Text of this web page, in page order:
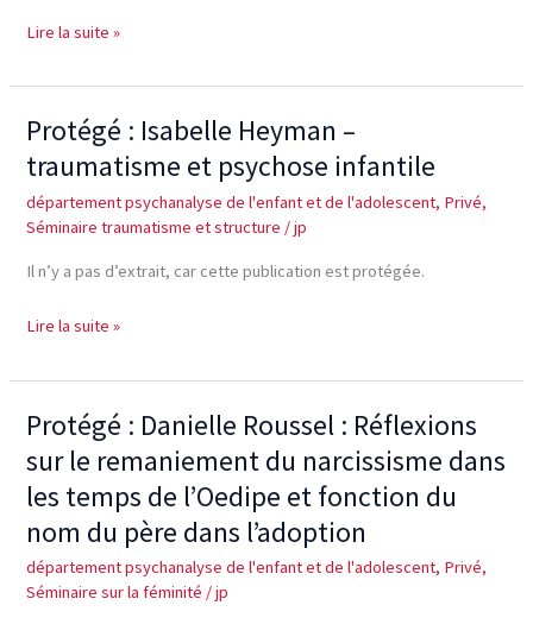
sept
Lire la suite »
Protégé : Isabelle Heyman –
traumatisme et psychose infantile
département psychanalyse de l'enfant et de l'adolescent, Privé,
Séminaire traumatisme et structure /jp
Il n’y a pas d’extrait, car cette publication est protégée.
Protégé :
Isabelle
Heyman
–
traumatisme
et
infantile
Lire la suite »
Protégé : Danielle Roussel : Réflexions
sur le remaniement du narcissisme dans
les temps de l’Oedipe et fonction du
nom du père dans l’adoption
département psychanalyse de l'enfant et de l'adolescent, Privé,
Séminaire sur la féminité /jp
Protégé :
Danielle
Roussel
:
Réflexions
sur
le